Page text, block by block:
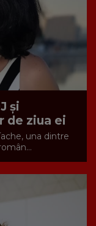
și
de ziua ei
una dintre